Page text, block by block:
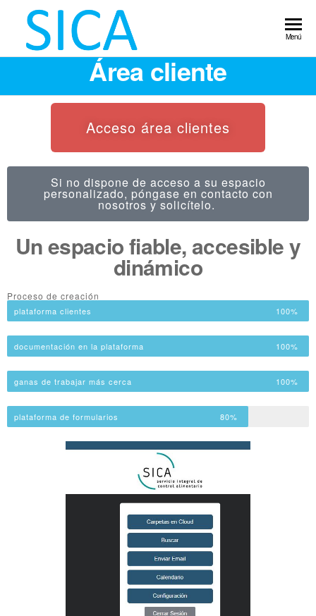
Integral de
Control
Alimentario
alimentaria.
Sanidad
Ambiental.
normas IFS,
plagas,
piscina.
Menú
Área cliente
Acceso área clientes
Si no dispone de acceso a su espacio
personalizado, póngase en contacto con
nosotros y solicítelo.
Un espacio fiable, accesible y
dinámico
Proceso de creación
plataforma clientes 100%
documentación en la plataforma 100%
ganas de trabajar más cerca 100%
plataforma de formularios 80%